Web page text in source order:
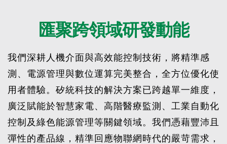
匯聚跨領域研發動能
我們深耕人機介面與高效能控制技術，將精準感
測、電源管理與數位運算完美整合，全方位優化使
用者體驗。矽統科技的解決方案已跨越單一維度，
廣泛賦能於智慧家電、高階醫療監測、工業自動化
控制及綠色能源管理等關鍵領域。我們憑藉豐沛且
彈性的產品線，精準回應物聯網時代的嚴苛需求，